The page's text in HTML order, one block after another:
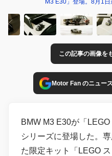
M3 E30」登場。8月1日
この記事の画像を
Motor Fan のニュー
BMW M3 E30が「LEGO
シリーズに登場した。
た限定キット「LEGO